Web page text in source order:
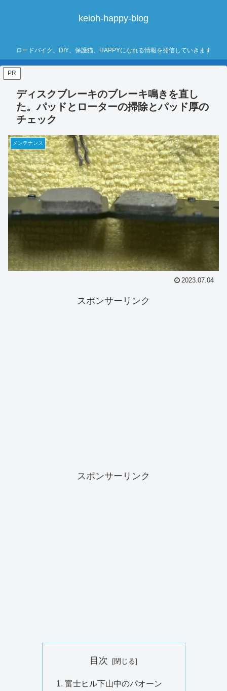
keioh-happy-blog
ロードバイク、DIY、保護猫、HAPPYになれる情報を発信していきます
PR
ディスクブレーキのブレーキ鳴きを直し
た。パッドとローターの掃除とパッド厚の
チェック
メンテナンス
2023.07.04
スポンサーリンク
スポンサーリンク
目次
富士ヒル下山中のパオーン